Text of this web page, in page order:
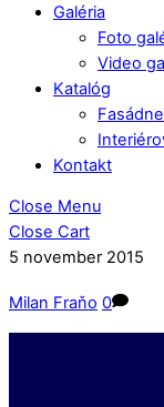
Galéria
Foto
Video
Katalóg
Kontakt
Close Menu
Close Cart
5 november 2015
Milan Fraňo 0